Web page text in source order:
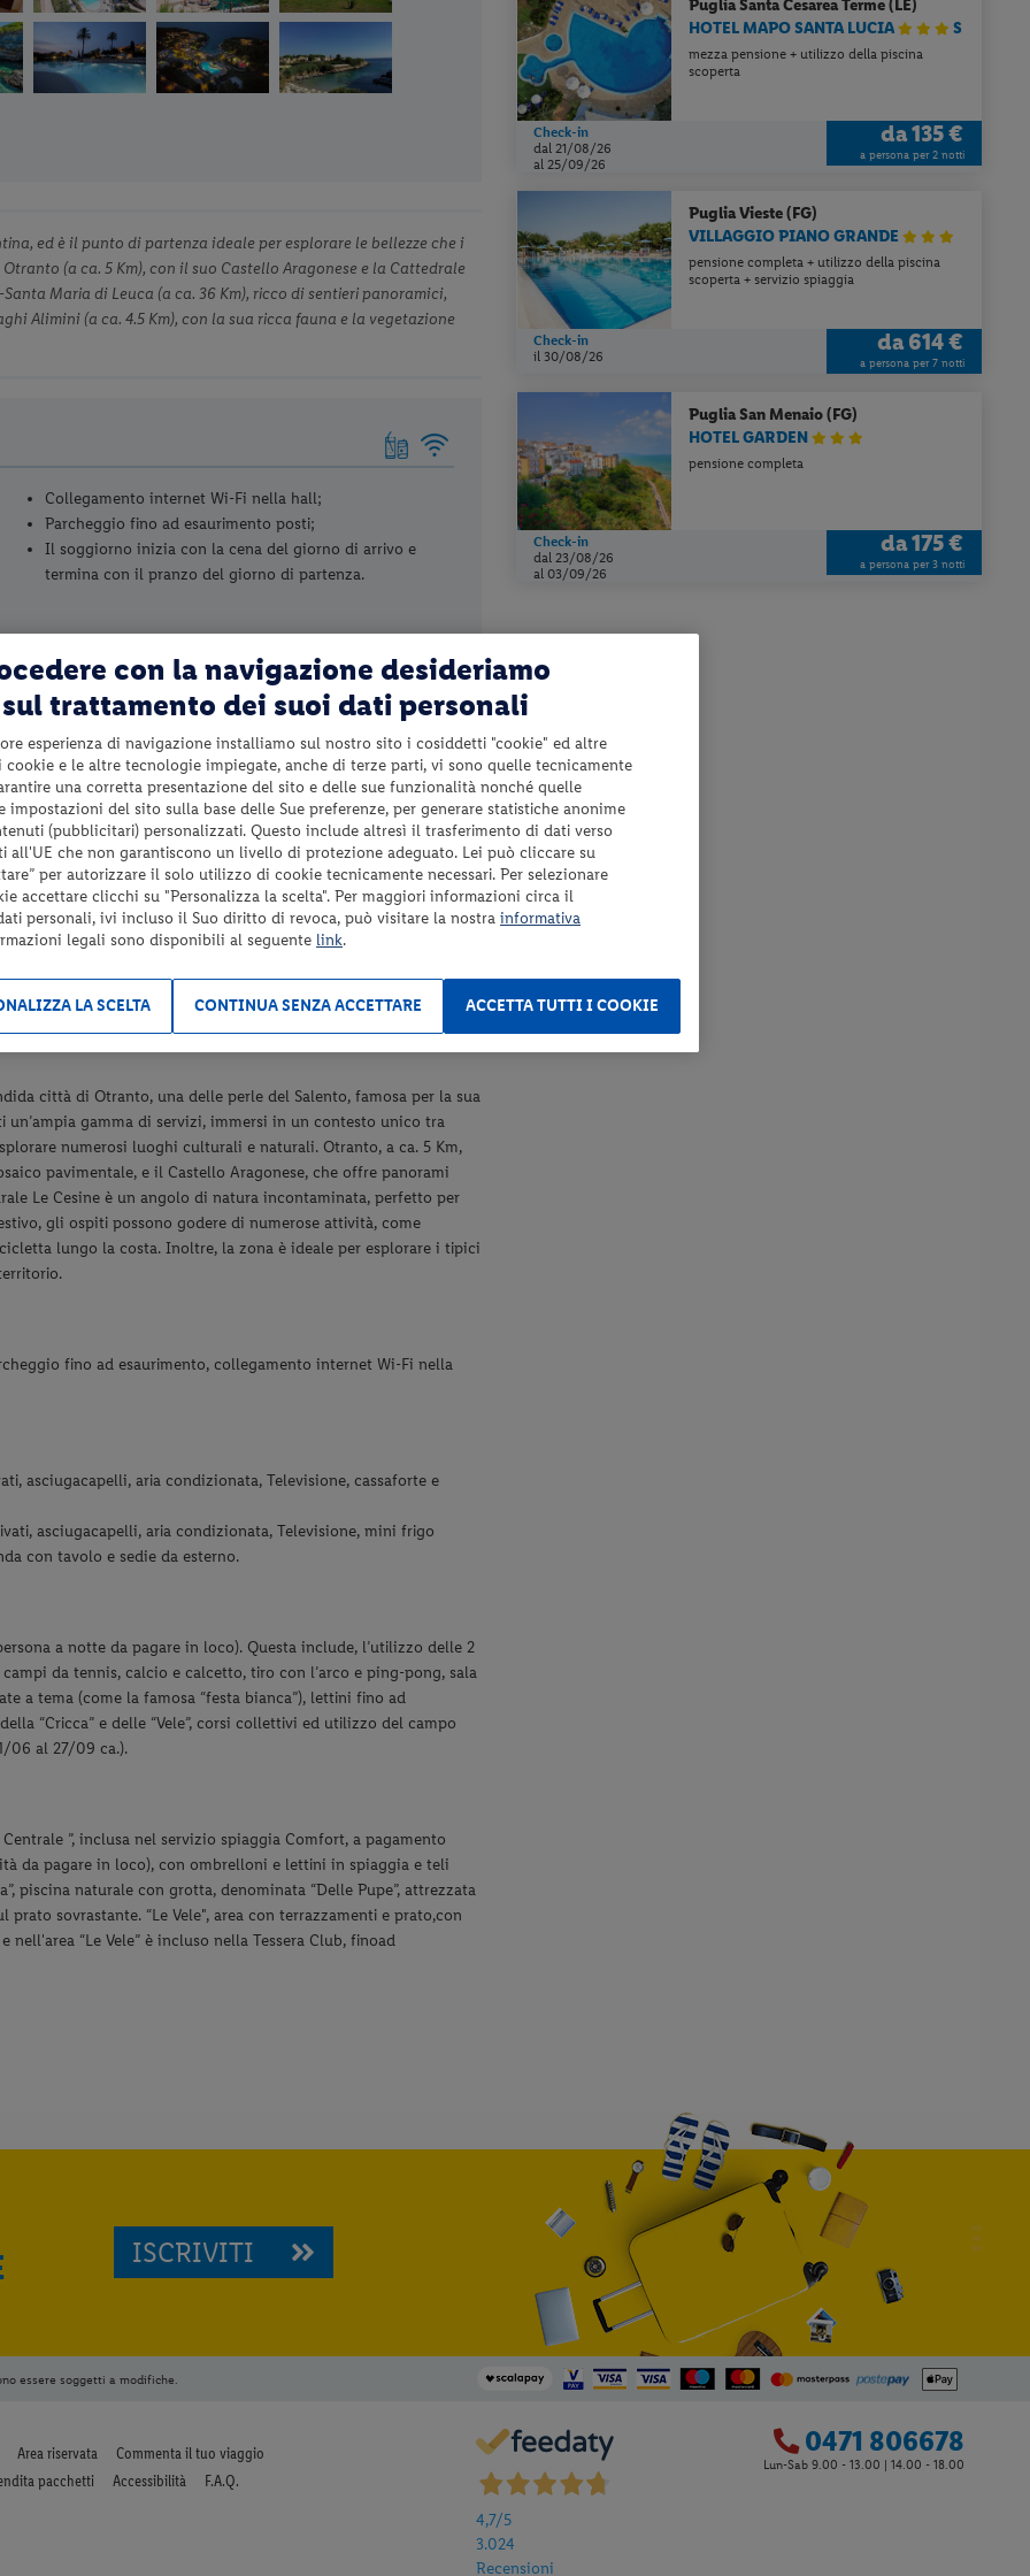
ed è il punto di partenza ideale per esplorare le bellezze che i
(a ca. 5 Km), con il suo Castello Aragonese e la Cattedrale
Maria di Leuca (a ca. 36 Km), ricco di sentieri panoramici,
Alimini (a ca. 4.5 Km), con la sua ricca fauna e la vegetazione
Collegamento internet Wi-Fi nella hall;
Parcheggio fino ad esaurimento posti;
Il soggiorno inizia con la cena del giorno di arrivo e
termina con il pranzo del giorno di partenza.
lettini fino ad esaurimento nelle aree laterali terrazzate
della Caletta Centrale, della Cricca e delle Vele, corsi
ca.);
Massaggi e trattamenti a pagamento;
Utilizzo del maneggio a pagamento;
Tassa di soggiorno da pagare in loco se prevista;
Tutto quanto non espressamente indicato nel paragrafo
“Servizi inclusi”.
città di Otranto, una delle perle del Salento, famosa per la sua
gamma di servizi, immersi in un contesto unico tra
numerosi luoghi culturali e naturali. Otranto, a ca. 5 Km,
pavimentale, e il Castello Aragonese, che offre panorami
Le Cesine è un angolo di natura incontaminata, perfetto per
gli ospiti possono godere di numerose attività, come
lungo la costa. Inoltre, la zona è ideale per esplorare i tipici
fino ad esaurimento, collegamento internet Wi-Fi nella
asciugacapelli, aria condizionata, Televisione, cassaforte e
asciugacapelli, aria condizionata, Televisione, mini frigo
con tavolo e sedie da esterno.
a notte da pagare in loco). Questa include, l’utilizzo delle 2
da tennis, calcio e calcetto, tiro con l’arco e ping-pong, sala
a tema (come la famosa “festa bianca”), lettini fino ad
“Cricca” e delle “Vele”, corsi collettivi ed utilizzo del campo
06 al 27/09 ca.).
”, inclusa nel servizio spiaggia Comfort, a pagamento
da pagare in loco), con ombrelloni e lettini in spiaggia e teli
piscina naturale con grotta, denominata “Delle Pupe”, attrezzata
sovrastante. “Le Vele", area con terrazzamenti e prato,con
“Le Vele” è incluso nella Tessera Club, finoad
PugliaSanta Cesarea Terme (LE)
HOTEL MAPO SANTA LUCIA
S
mezza pensione + utilizzo della piscina
scoperta
Check-in
dal 21/08/26
al 25/09/26
da135 €
a persona per 2 notti
PugliaVieste (FG)
VILLAGGIO PIANO GRANDE
pensione completa + utilizzo della piscina
scoperta + servizio spiaggia
Check-in
il 30/08/26
da614 €
a persona per 7 notti
PugliaSan Menaio (FG)
HOTEL GARDEN
pensione completa
Check-in
dal 23/08/26
al 03/09/26
da175 €
a persona per 3 notti
ISCRIVITI
essere soggetti a modifiche.
Area riservata
Commenta il tuo viaggio
pacchetti Accessibilità F.A.Q.
4,7/5
3.024
Recensioni
0471 806678
Lun-Sab 9.00 - 13.00 | 14.00 - 18.00
con la navigazione desideriamo
trattamento dei suoi dati personali
esperienza di navigazione installiamo sul nostro sito i cosiddetti "cookie" ed altre
e le altre tecnologie impiegate, anche di terze parti, vi sono quelle tecnicamente
una corretta presentazione del sito e delle sue funzionalità nonché quelle
impostazioni del sito sulla base delle Sue preferenze, per generare statistiche anonime
(pubblicitari) personalizzati. Questo include altresì il trasferimento di dati verso
all'UE che non garantiscono un livello di protezione adeguato. Lei può cliccare su
per autorizzare il solo utilizzo di cookie tecnicamente necessari. Per selezionare
accettare clicchi su "Personalizza la scelta". Per maggiori informazioni circa il
personali, ivi incluso il Suo diritto di revoca, può visitare la nostra informativa
legali sono disponibili al seguente link.
ACCETTA TUTTI I COOKIE
CONTINUA SENZA ACCETTARE
LA SCELTA